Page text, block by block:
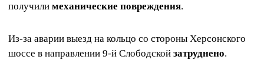
получили механические повреждения.
Из-за аварии выезд на кольцо со стороны Херсонского
шоссе в направлении 9-й Слободской затруднено.